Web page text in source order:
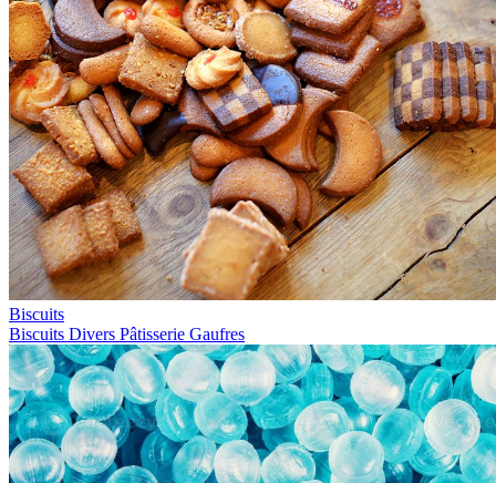
Biscuits
Biscuits Divers Pâtisserie Gaufres